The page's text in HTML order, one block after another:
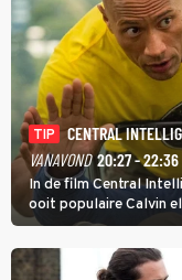
TIP
CENTRAL
VANAVOND 20:27 - 22:36
In de film Central
ooit populaire Calvin
inmiddels
goed kan gebruiken.